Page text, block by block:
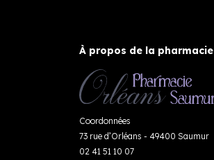
À propos de la pharmacie
Coordonnées
73 rue d’Orléans - 49400 Saumur
02 41 51 10 07